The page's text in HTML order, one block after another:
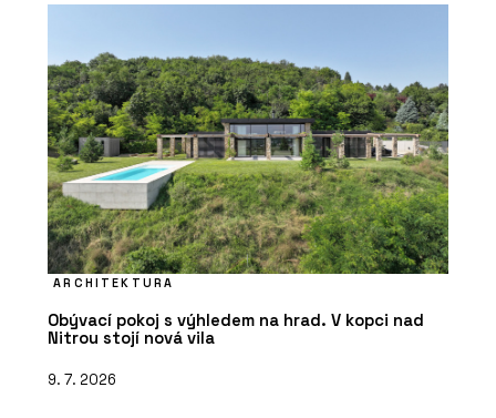
ARCHITEKTURA
Obývací pokoj s výhledem na hrad. V kopci nad
Nitrou stojí nová vila
9. 7. 2026